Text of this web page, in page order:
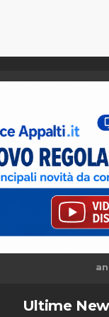
Ultime